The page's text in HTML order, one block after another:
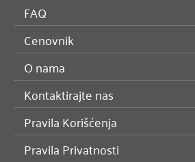
FAQ
Cenovnik
O nama
Kontaktirajte nas
Pravila Korišćenja
Pravila Privatnosti